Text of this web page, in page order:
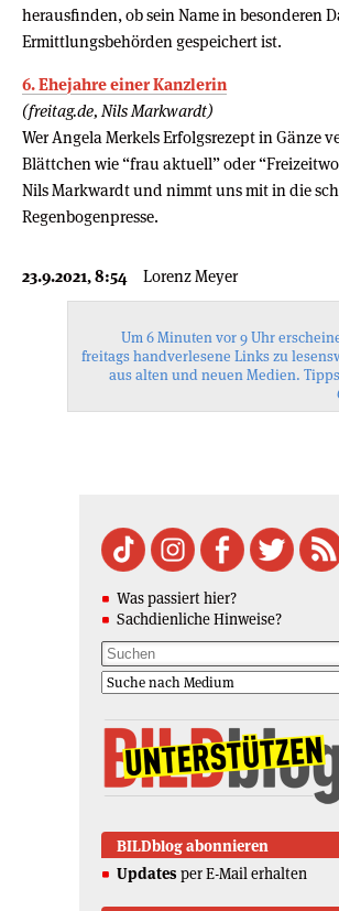
herausfinden, ob sein Name in besonderen
Ermittlungsbehörden gespeichert ist.
6. Ehejahre einer Kanzlerin
(freitag.de, Nils Markwardt)
Wer Angela Merkels Erfolgsrezept in Gänze
Blättchen wie “frau aktuell” oder
Nils Markwardt und nimmt uns mit in die
Regenbogenpresse.
23.9.2021, 8:54 Lorenz Meyer
Um 6 Minuten vor 9 Uhr
freitags handverlesene Links zu
aus alten und neuen Medien.
Was passiert hier?
Sachdienliche Hinweise?
BILDblog abonnieren
Updates per E-Mail erhalten